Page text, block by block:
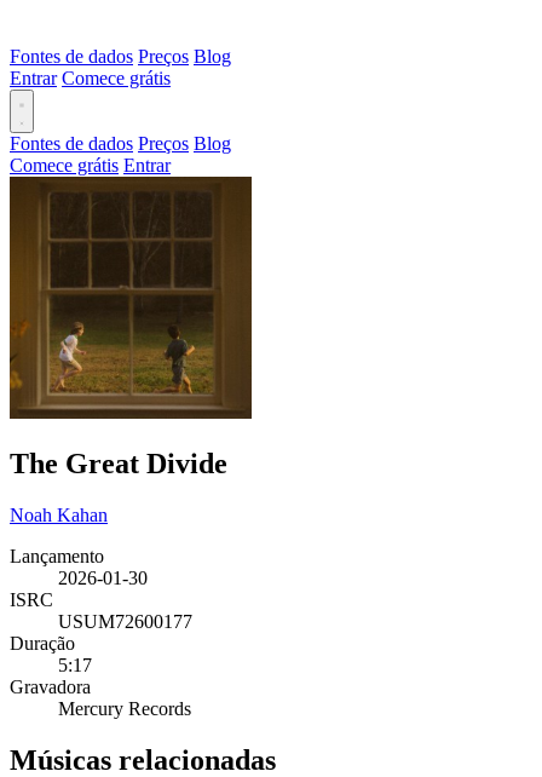
Fontes de dados Preços Blog
Entrar Comece grátis
Fontes de dados Preços Blog
Comece grátis Entrar
The Great Divide
Noah Kahan
Lançamento
2026-01-30
ISRC
USUM72600177
Duração
5:17
Gravadora
Mercury Records
Músicas relacionadas